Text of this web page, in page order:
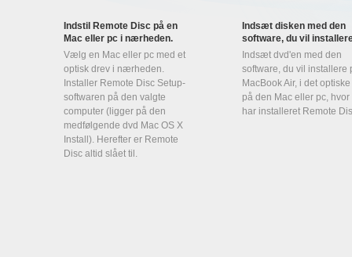
Indstil Remote Disc på en
Mac eller pc i nærheden.
Vælg en Mac eller pc med et
optisk drev i nærheden.
Installer Remote Disc Setup-
softwaren på den valgte
computer (ligger på den
medfølgende dvd Mac OS X
Install). Herefter er Remote
Disc altid slået til.
Indsæt disken med den
software, du vil
Indsæt dvd'en med den
software, du vil installere
MacBook Air, i det
på den Mac eller pc, hvor
har installeret Remote